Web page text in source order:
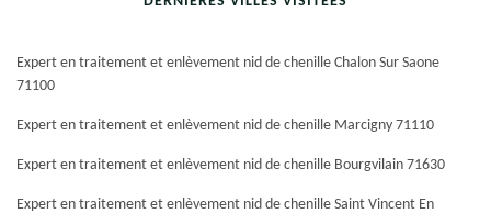
Expert en traitement et enlèvement nid de chenille Chalon Sur Saone
71100
Expert en traitement et enlèvement nid de chenille Marcigny 71110
Expert en traitement et enlèvement nid de chenille Bourgvilain 71630
Expert en traitement et enlèvement nid de chenille Saint Vincent En